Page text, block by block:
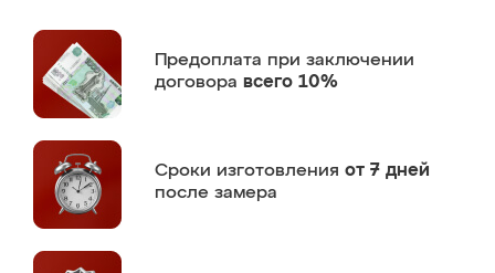
Предоплата при заключении
договора всего 10%
Сроки изготовления от 7 дней
после замера